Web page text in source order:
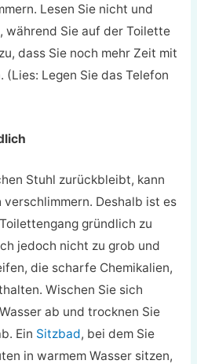
Lesen Sie nicht und
während Sie auf der Toilette
dass Sie noch mehr Zeit mit
(Lies: Legen Sie das Telefon
Stuhl zurückbleibt, kann
Deshalb ist es
gründlich zu
jedoch nicht zu grob und
die scharfe Chemikalien,
Wischen Sie sich
ab und trocknen Sie
Ein Sitzbad, bei dem Sie
in warmem Wasser sitzen,